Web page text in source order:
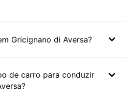
Gricignano di Aversa?
de carro para conduzir